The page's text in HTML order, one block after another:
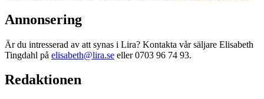
Annonsering
Är du intresserad av att synas i Lira? Kontakta vår säljare Elisabeth
Tingdahl på elisabeth@lira.se eller 0703 96 74 93.
Redaktionen